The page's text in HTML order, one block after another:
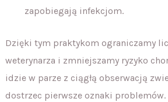
zapobiegają infekcjom.
Dzięki tym praktykom ograniczamy
weterynarza i zmniejszamy ryzyko
idzie w parze z ciągłą obserwacją
dostrzec pierwsze oznaki problemów.